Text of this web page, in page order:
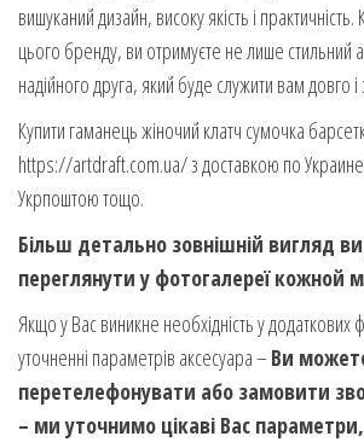
вишуканий дизайн, високу якість і
цього бренду, ви отримуєте не лише стильний
надійного друга, який буде служити вам довго і
Купити гаманець жіночий клатч сумочка
https://artdraft.com.ua/ з доставкою по
Укрпоштою тощо.
Більш детально зовнішній вигляд
переглянути у фотогалереї кожной
Якщо у Вас виникне необхідність у додаткових
уточненні параметрів аксесуара –Ви
перетелефонувати або замовити
– ми уточнимо цікаві Вас